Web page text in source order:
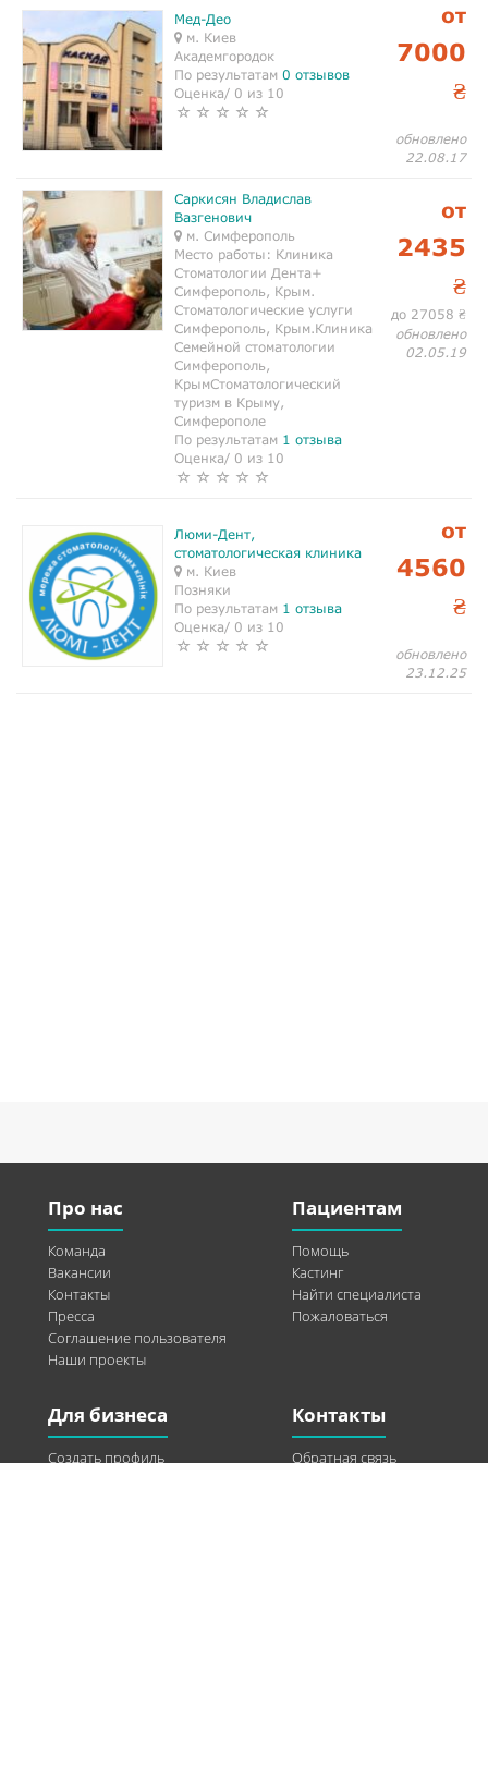
Мед-Део
м. Киев
Академгородок
По результатам 0 отзывов
Оценка/ 0 из 10
от
7000
₴
обновлено
22.08.17
Саркисян Владислав
Вазгенович
м. Симферополь
Место работы: Клиника
Стоматологии Дента+
Симферополь, Крым.
Стоматологические услуги
Симферополь, Крым.Клиника
Семейной стоматологии
Симферополь,
КрымСтоматологический
туризм в Крыму,
Симферополе
По результатам 1 отзыва
Оценка/ 0 из 10
от
2435
₴
до 27058 ₴
обновлено
02.05.19
Люми-Дент,
стоматологическая клиника
м. Киев
Позняки
По результатам 1 отзыва
Оценка/ 0 из 10
от
4560
₴
обновлено
23.12.25
Про нас
Команда
Вакансии
Контакты
Пресса
Соглашение пользователя
Наши проекты
Пациентам
Помощь
Кастинг
Найти специалиста
Пожаловаться
Для бизнеса
Создать профиль
Контакты
Обратная связь